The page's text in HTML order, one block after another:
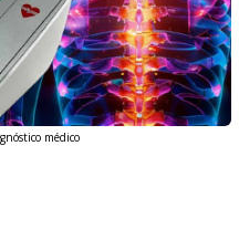
médico